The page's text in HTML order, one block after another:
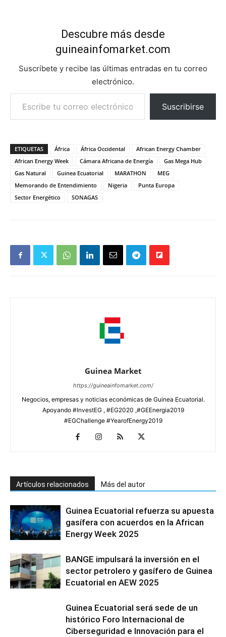
Descubre más desde
guineainfomarket.com
Suscríbete y recibe las últimas entradas en tu correo
electrónico.
Escribe tu correo electrónico…
Suscribirse
ETIQUETAS África África Occidental
African Energy Chamber
African Energy Week
Cámara Africana de Energía
Gas Mega Hub
Gas Natural
Guinea Ecuatorial MARATHON
MEG
Memorando de Entendimiento
Nigeria
Punta Europa
Sector Energético
SONAGAS
Guinea Market
https://guineainfomarket.com/
Negocios, empresas y noticias económicas de Guinea Ecuatorial.
Apoyando #InvestEG , #EG2020 ,#GEEnergia2019
#EGChallenge #YearofEnergy2019
Artículos relacionados Más del autor
Guinea Ecuatorial refuerza su apuesta
gasífera con acuerdos en la African
Energy Week 2025
BANGE impulsará la inversión en el
sector petrolero y gasífero de Guinea
Ecuatorial en AEW 2025
Guinea Ecuatorial será sede de un
histórico Foro Internacional de
Ciberseguridad e Innovación para el